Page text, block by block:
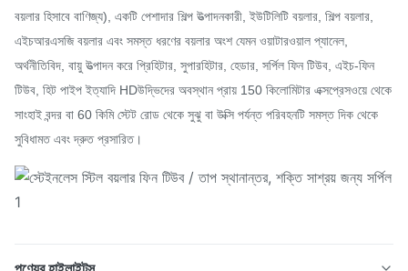
বয়লার হিসাবে বাণিজ্য), একটি পেশাদার শিল্প উত্পাদনকারী, ইউটিলিটি বয়লার, শিল্প বয়লার,
এইচআরএসজি বয়লার এবং সমস্ত ধরণের বয়লার অংশ যেমন ওয়াটারওয়াল প্যানেল,
অর্থনীতিবিদ, বায়ু উত্পাদন করে প্রিহিটার, সুপারহিটার, হেডার, সর্পিল ফিন টিউব, এইচ-ফিন
টিউব, হিট পাইপ ইত্যাদি HDউদ্ভিদের অবস্থান প্রায় 150 কিলোমিটার এক্সপ্রেসওয়ে থেকে
সাংহাই বন্দর বা 60 কিমি স্টেট রোড থেকে সুঝু বা উক্সি পর্যন্ত পরিবহনটি সমস্ত দিক থেকে
সুবিধামত এবং দ্রুত প্রসারিত।